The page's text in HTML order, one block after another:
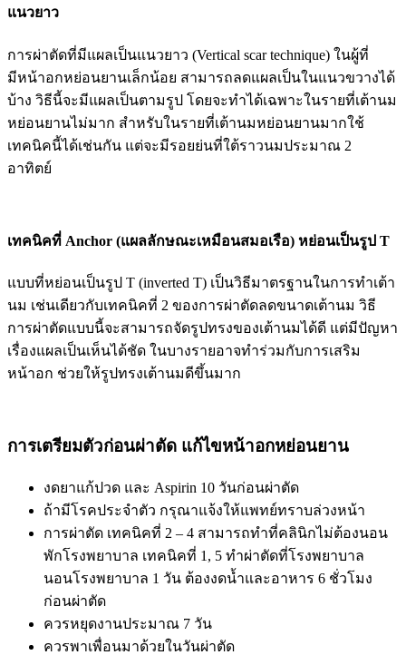
แนวยาว
การผ่าตัดที่มีแผลเป็นแนวยาว (Vertical scar technique) ในผู้ที่
มีหน้าอกหย่อนยานเล็กน้อย สามารถลดแผลเป็นในแนวขวางได้
บ้าง วิธีนี้จะมีแผลเป็นตามรูป โดยจะทำได้เฉพาะในรายที่เต้านม
หย่อนยานไม่มาก สำหรับในรายที่เต้านมหย่อนยานมากใช้
เทคนิคนี้ได้เช่นกัน แต่จะมีรอยย่นที่ใต้ราวนมประมาณ 2
อาทิตย์
เทคนิคที่ Anchor (แผลลักษณะเหมือนสมอเรือ) หย่อนเป็นรูป T
แบบที่หย่อนเป็นรูป T (inverted T) เป็นวิธีมาตรฐานในการทำเต้า
นม เช่นเดียวกับเทคนิคที่ 2 ของการผ่าตัดลดขนาดเต้านม วิธี
การผ่าตัดแบบนี้จะสามารถจัดรูปทรงของเต้านมได้ดี แต่มีปัญหา
เรื่องแผลเป็นเห็นได้ชัด ในบางรายอาจทำร่วมกับการเสริม
หน้าอก ช่วยให้รูปทรงเต้านมดีขึ้นมาก
การเตรียมตัวก่อนผ่าตัด แก้ไขหน้าอกหย่อนยาน
งดยาแก้ปวด และ Aspirin 10 วันก่อนผ่าตัด
ถ้ามีโรคประจำตัว กรุณาแจ้งให้แพทย์ทราบล่วงหน้า
การผ่าตัด เทคนิคที่ 2 – 4 สามารถทำที่คลินิกไม่ต้องนอน
พักโรงพยาบาล เทคนิคที่ 1, 5 ทำผ่าตัดที่โรงพยาบาล
นอนโรงพยาบาล 1 วัน ต้องงดน้ำและอาหาร 6 ชั่วโมง
ก่อนผ่าตัด
ควรหยุดงานประมาณ 7 วัน
ควรพาเพื่อนมาด้วยในวันผ่าตัด